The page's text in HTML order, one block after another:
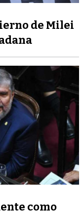
de Milei
como